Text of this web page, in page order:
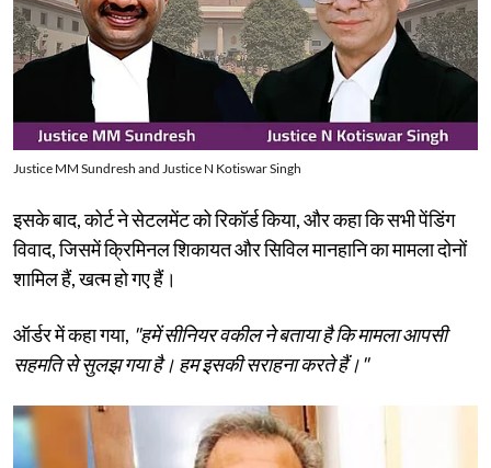
Justice MM Sundresh and Justice N Kotiswar Singh
इसके बाद, कोर्ट ने सेटलमेंट को रिकॉर्ड किया, और कहा कि सभी पेंडिंग
विवाद, जिसमें क्रिमिनल शिकायत और सिविल मानहानि का मामला दोनों
शामिल हैं, खत्म हो गए हैं।
ऑर्डर में कहा गया, "हमें सीनियर वकील ने बताया है कि मामला आपसी
सहमति से सुलझ गया है। हम इसकी सराहना करते हैं।"